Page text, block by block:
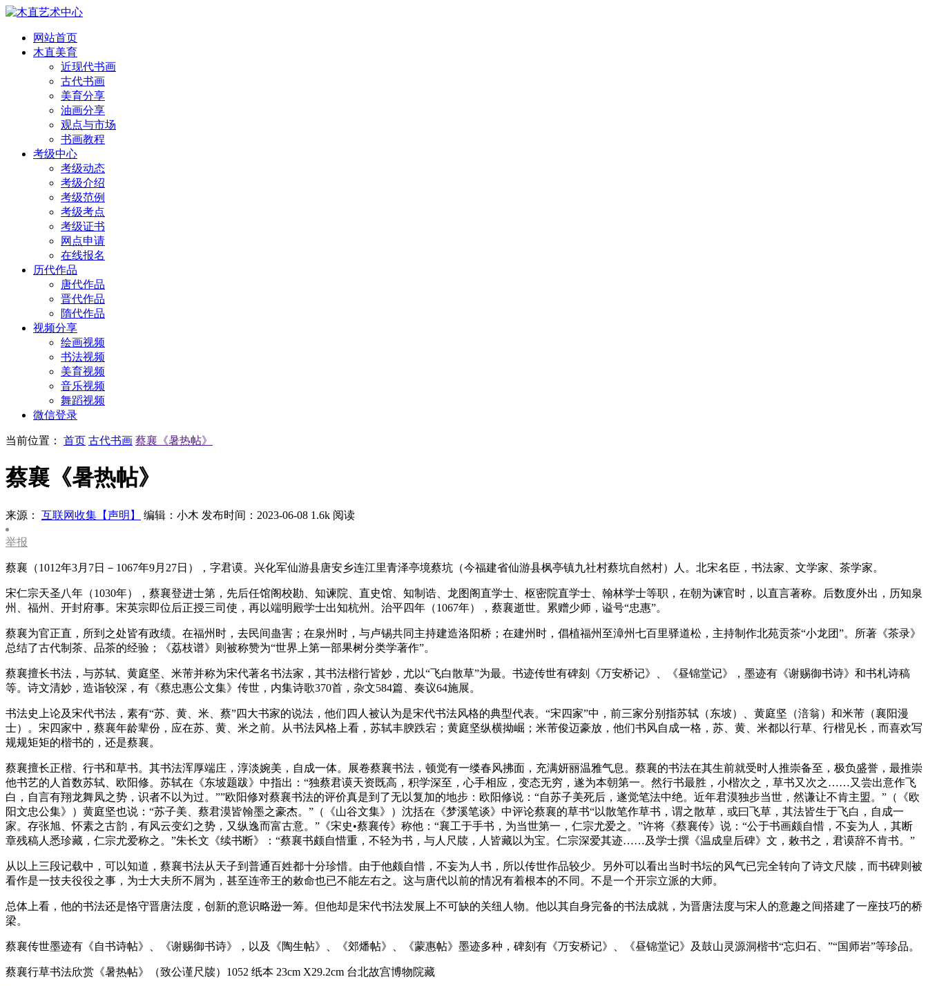
网站首页
木直美育
近现代书画
古代书画
美育分享
油画分享
观点与市场
书画教程
考级中心
考级动态
考级介绍
考级范例
考级考点
考级证书
网点申请
在线报名
历代作品
唐代作品
晋代作品
隋代作品
视频分享
绘画视频
书法视频
美育视频
音乐视频
舞蹈视频
微信登录
当前位置： 首页 古代书画 蔡襄《暑热帖》
蔡襄《暑热帖》
来源： 互联网收集【声明】 编辑：小木 发布时间：2023-06-08 1.6k 阅读
举报
蔡襄（1012年3月7日－1067年9月27日），字君谟。兴化军仙游县唐安乡连江里青泽亭境蔡坑（今福建省仙游县枫亭镇九社村蔡坑自然村）人。北宋名臣，书法家、文学家、茶学家。
宋仁宗天圣八年（1030年），蔡襄登进士第，先后任馆阁校勘、知谏院、直史馆、知制诰、龙图阁直学士、枢密院直学士、翰林学士等职，在朝为谏官时，以直言著称。后数度外出，历知泉
州、福州、开封府事。宋英宗即位后正授三司使，再以端明殿学士出知杭州。治平四年（1067年），蔡襄逝世。累赠少师，谥号“忠惠”。
蔡襄为官正直，所到之处皆有政绩。在福州时，去民间蛊害；在泉州时，与卢锡共同主持建造洛阳桥；在建州时，倡植福州至漳州七百里驿道松，主持制作北苑贡茶“小龙团”。所著《茶录》
总结了古代制茶、品茶的经验；《荔枝谱》则被称赞为“世界上第一部果树分类学著作”。
蔡襄擅长书法，与苏轼、黄庭坚、米芾并称为宋代著名书法家，其书法楷行皆妙，尤以“飞白散草”为最。书迹传世有碑刻《万安桥记》、《昼锦堂记》，墨迹有《谢赐御书诗》和书札诗稿
等。诗文清妙，造诣较深，有《蔡忠惠公文集》传世，内集诗歌370首，杂文584篇、奏议64施展。
书法史上论及宋代书法，素有“苏、黄、米、蔡”四大书家的说法，他们四人被认为是宋代书法风格的典型代表。“宋四家”中，前三家分别指苏轼（东坡）、黄庭坚（涪翁）和米芾（襄阳漫
士）。宋四家中，蔡襄年龄辈份，应在苏、黄、米之前。从书法风格上看，苏轼丰腴跌宕；黄庭坚纵横拗崛；米芾俊迈豪放，他们书风自成一格，苏、黄、米都以行草、行楷见长，而喜欢写
规规矩矩的楷书的，还是蔡襄。
蔡襄擅长正楷、行书和草书。其书法浑厚端庄，淳淡婉美，自成一体。展卷蔡襄书法，顿觉有一缕春风拂面，充满妍丽温雅气息。蔡襄的书法在其生前就受时人推崇备至，极负盛誉，最推崇
他书艺的人首数苏轼、欧阳修。苏轼在《东坡题跋》中指出：“独蔡君谟天资既高，积学深至，心手相应，变态无穷，遂为本朝第一。然行书最胜，小楷次之，草书又次之……又尝出意作飞
白，自言有翔龙舞凤之势，识者不以为过。””欧阳修对蔡襄书法的评价真是到了无以复加的地步：欧阳修说：“自苏子美死后，遂觉笔法中绝。近年君漠独步当世，然谦让不肯主盟。”（《欧
阳文忠公集》）黄庭坚也说：“苏子美、蔡君漠皆翰墨之豪杰。”（《山谷文集》）沈括在《梦溪笔谈》中评论蔡襄的草书“以散笔作草书，谓之散草，或曰飞草，其法皆生于飞白，自成一
家。存张旭、怀素之古韵，有风云变幻之势，又纵逸而富古意。”《宋史•蔡襄传》称他：“襄工于手书，为当世第一，仁宗尤爱之。”许将《蔡襄传》说：“公于书画颇自惜，不妄为人，其断
章残稿人悉珍藏，仁宗尤爱称之。”朱长文《续书断》：“蔡襄书颇自惜重，不轻为书，与人尺牍，人皆藏以为宝。仁宗深爱其迹……及学士撰《温成皇后碑》文，敕书之，君谟辞不肯书。”
从以上三段记载中，可以知道，蔡襄书法从天子到普通百姓都十分珍惜。由于他颇自惜，不妄为人书，所以传世作品较少。另外可以看出当时书坛的风气已完全转向了诗文尺牍，而书碑则被
看作是一技夫役役之事，为士大夫所不屑为，甚至连帝王的敕命也已不能左右之。这与唐代以前的情况有着根本的不同。不是一个开宗立派的大师。
总体上看，他的书法还是恪守晋唐法度，创新的意识略逊一筹。但他却是宋代书法发展上不可缺的关纽人物。他以其自身完备的书法成就，为晋唐法度与宋人的意趣之间搭建了一座技巧的桥
梁。
蔡襄传世墨迹有《自书诗帖》、《谢赐御书诗》，以及《陶生帖》、《郊燔帖》、《蒙惠帖》墨迹多种，碑刻有《万安桥记》、《昼锦堂记》及鼓山灵源洞楷书“忘归石、”“国师岩”等珍品。
蔡襄行草书法欣赏《暑热帖》（致公谨尺牍）1052 纸本 23cm X29.2cm 台北故宫博物院藏